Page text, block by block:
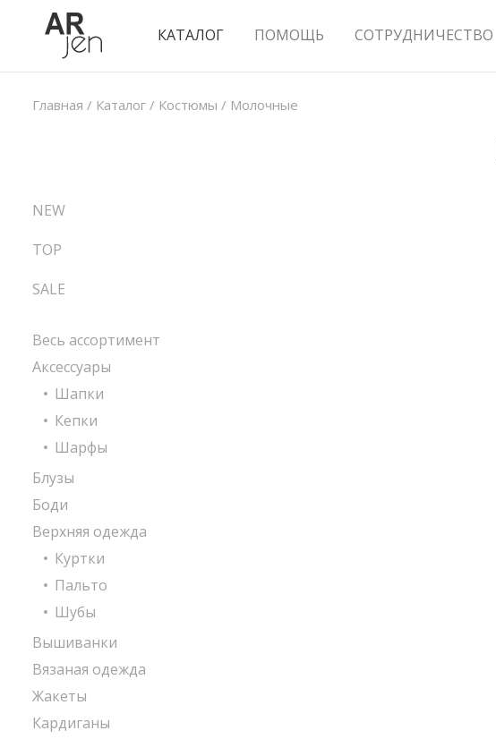
КАТАЛОГ ПОМОЩЬ СОТРУДНИЧЕСТВО
Главная / Каталог / Костюмы / Молочные
NEW
TOP
SALE
Весь ассортимент
Аксессуары
Шапки
Кепки
Шарфы
Блузы
Боди
Верхняя одежда
Куртки
Пальто
Шубы
Вышиванки
Вязаная одежда
Жакеты
Кардиганы